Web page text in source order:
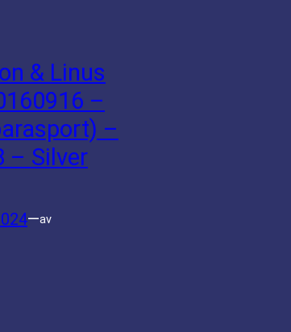
& Linus
–
–
– Silver
—av